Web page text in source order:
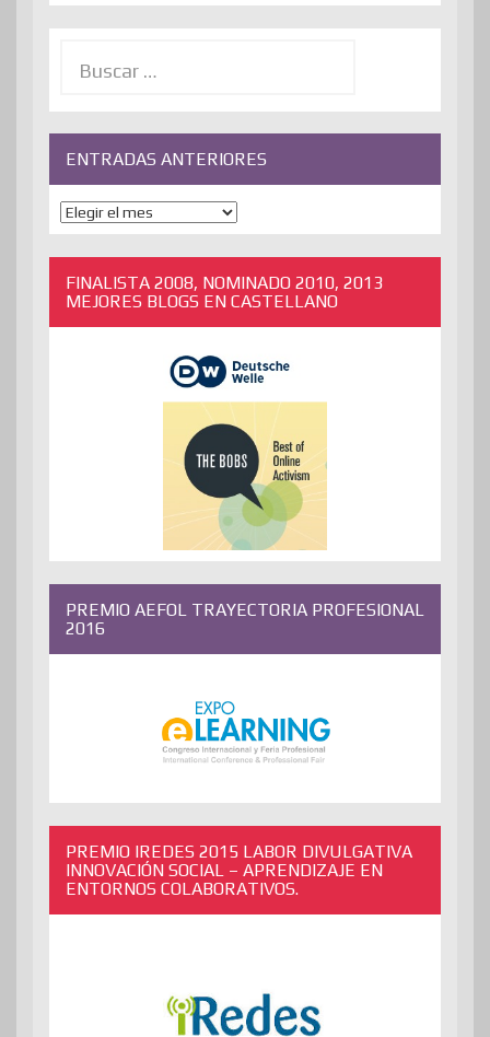
ENTRADAS ANTERIORES
ENTRADAS
ANTERIORES
FINALISTA 2008, NOMINADO 2010, 2013
MEJORES BLOGS EN CASTELLANO
PREMIO AEFOL TRAYECTORIA PROFESIONAL
2016
PREMIO IREDES 2015 LABOR DIVULGATIVA
INNOVACIÓN SOCIAL – APRENDIZAJE EN
ENTORNOS COLABORATIVOS.